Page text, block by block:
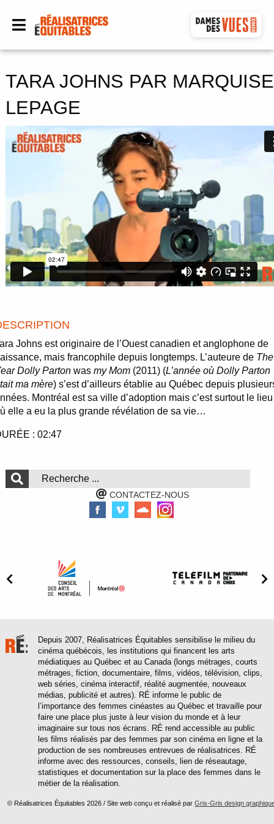
TARA JOHNS PAR MARQUISE
LEPAGE
Johns est originaire de l’Ouest canadien et anglophone de
mais francophile depuis longtemps. L’auteure de The
Dolly Parton wasmy Mom (2011) (L’année où Dolly Parton
ma mère) s’est d’ailleurs établie au Québec depuis
Montréal est sa ville d’adoption mais c’est surtout le lieu
elle a eu la plus grande révélation de sa vie…
: 02:47
CONTACTEZ-NOUS
Depuis 2007, Réalisatrices Équitables sensibilise le milieu du
cinéma québécois, les institutions qui financent les arts
médiatiques au Québec et au Canada (longs métrages, courts
métrages, fiction, documentaire, films, vidéos, télévision, clips,
web séries, cinéma interactif, réalité augmentée, nouveaux
médias, publicité et autres). RÉ informe le public de
l’importance des femmes cinéastes au Québec et travaille pour
faire une place plus juste à leur vision du monde et à leur
imaginaire sur tous nos écrans. RÉ rend accessible au public
les films réalisés par des femmes par son cinéma en ligne et la
production de ses nombreuses entrevues de réalisatrices. RÉ
informe avec des ressources, conseils, lien de réseautage,
statistiques et documentation sur la place des femmes dans le
métier de la réalisation.
© Réalisatrices Équitables 2026 / Site web conçu et réalisé parGris-Gris design